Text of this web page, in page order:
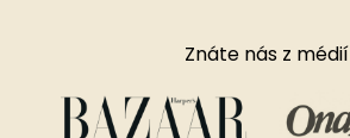
Znáte nás z médií